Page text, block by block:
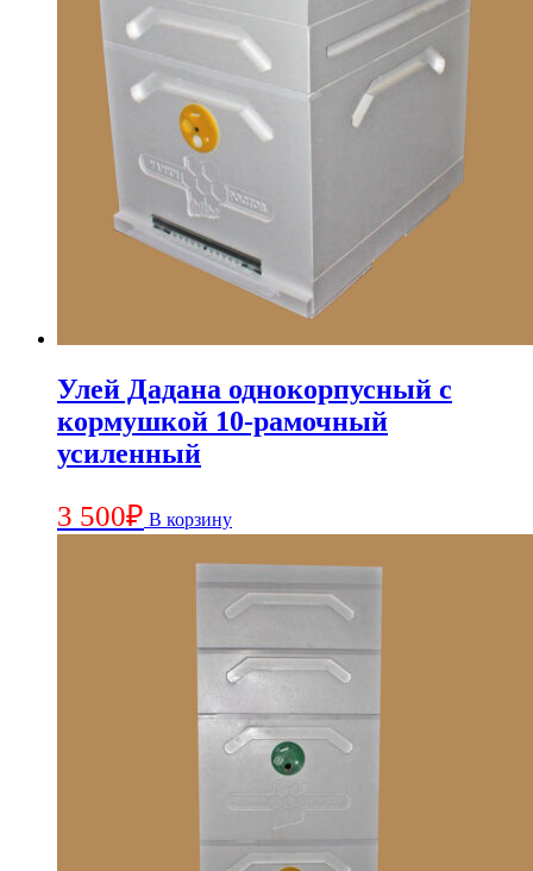
Улей Дадана однокорпусный с
кормушкой 10-рамочный
усиленный
3 500₽ В корзину